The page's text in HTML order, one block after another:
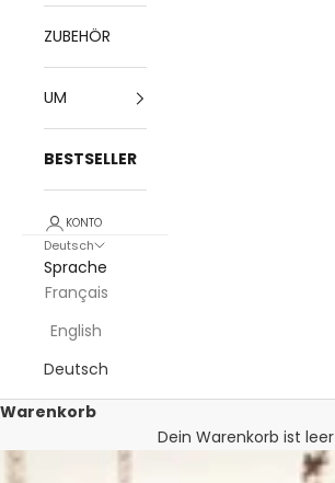
ZUBEHÖR
UM
BESTSELLER
KONTO
Deutsch
Sprache
Français
English
Deutsch
Warenkorb
Dein Warenkorb ist leer